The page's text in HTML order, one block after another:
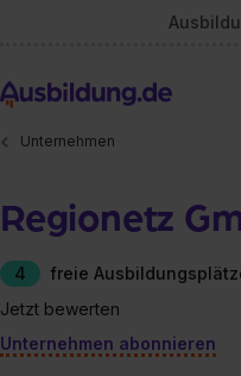
Unternehmen
Regionetz
4
freie
Jetzt bewerten
Unternehmen abonnieren